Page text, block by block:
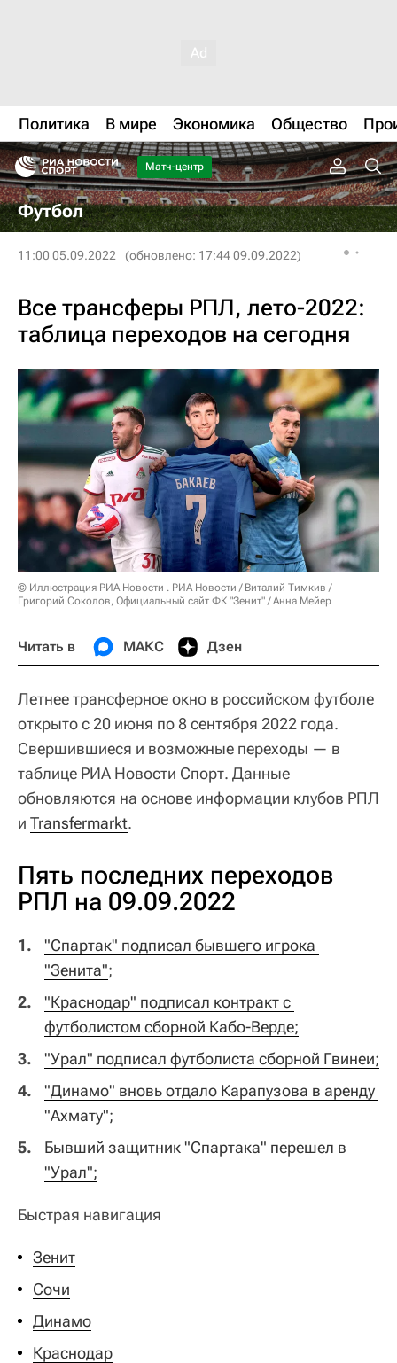
Политика В мире Экономика Общество
Матч-центр
Футбол
11:00 05.09.2022 (обновлено: 17:44 09.09.2022)
Все трансферы РПЛ, лето-2022:
таблица переходов на сегодня
© Иллюстрация РИА Новости . РИА Новости / Виталий Тимкив /
Григорий Соколов, Официальный сайт ФК "Зенит" / Анна Мейер
Читать в МАКС Дзен
Летнее трансферное окно в российском футболе
открыто с 20 июня по 8 сентября 2022 года.
Свершившиеся и возможные переходы — в
таблице РИА Новости Спорт. Данные
обновляются на основе информации клубов РПЛ
и Transfermarkt.
Пять последних переходов
РПЛ на 09.09.2022
"Спартак" подписал бывшего игрока
"Зенита";
"Краснодар" подписал контракт с
футболистом сборной Кабо-Верде;
"Урал" подписал футболиста сборной Гвинеи;
"Динамо" вновь отдало Карапузова в аренду
"Ахмату";
Бывший защитник "Спартака" перешел в
"Урал";
Быстрая навигация
Зенит
Сочи
Динамо
Краснодар